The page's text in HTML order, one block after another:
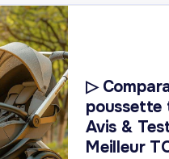
▷
poussette
Avis &
Meilleur